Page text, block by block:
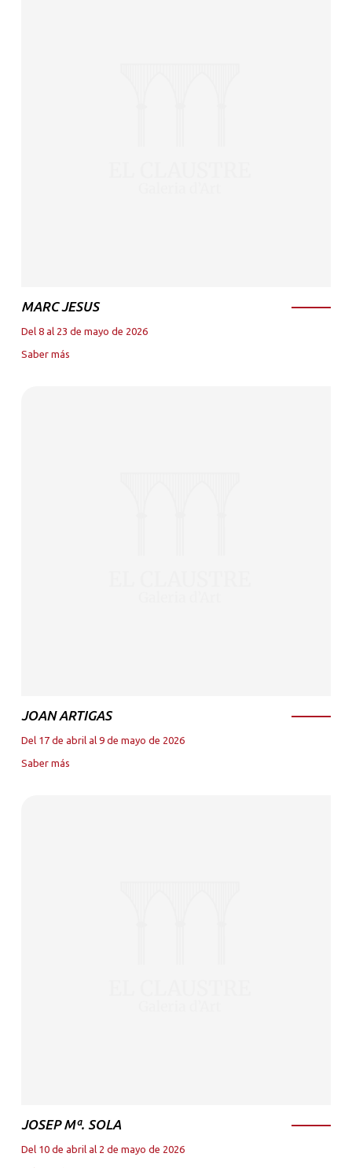
MARC JESUS
Del 8 al 23 de mayo de 2026
Saber más
JOAN ARTIGAS
Del 17 de abril al 9 de mayo de 2026
Saber más
JOSEP Mª. SOLA
Del 10 de abril al 2 de mayo de 2026